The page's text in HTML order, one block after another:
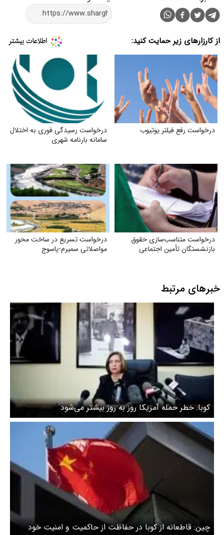
از کارزارهای زیر حمایت کنید:
درخواست رفع فیلتر یوتیوب
درخواست رسیدگی فوری به اختلال
سامانه بارنامه شهری
درخواست متناسب‌سازی حقوق
بازنشستگان تأمین اجتماعی
درخواست تسریع در ساخت محور
مواصلاتی سمیرم-یاسوج
خبرهای مرتبط
کوبا: خطر حمله آمریکا روز به روز بیشتر می‌شود
چین: قاطعانه از کوبا در حفاظت از حاکمیت و امنیت‌ خود